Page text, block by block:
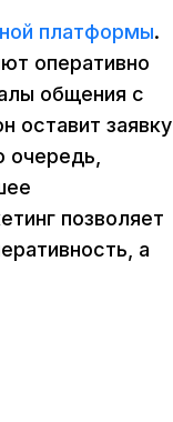
платформы.
оперативно
общения с
оставит заявку
очередь,
позволяет
а